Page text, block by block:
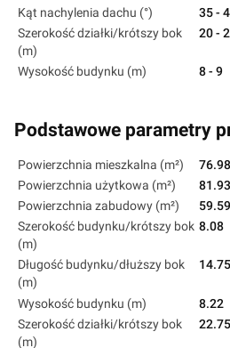
Kąt nachylenia dachu (°)
35 -
Szerokość działki/krótszy bok
(m)
20 -
Wysokość budynku (m) 8 - 9
Podstawowe parametry
Powierzchnia mieszkalna (m²)
76.98
Powierzchnia użytkowa (m²)
81.93
Powierzchnia zabudowy (m²)
59.59
Szerokość budynku/krótszy bok
(m)
8.08
Długość budynku/dłuższy bok
(m)
14.75
Wysokość budynku (m)
8.22
Szerokość działki/krótszy bok
(m)
22.75